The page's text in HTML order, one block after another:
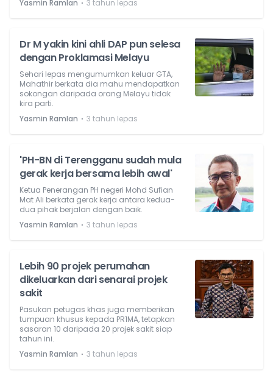
Yasmin Ramlan
3 tahun lepas
Dr M yakin kini ahli DAP pun selesa
dengan Proklamasi Melayu
Sehari lepas mengumumkan keluar GTA,
Mahathir berkata dia mahu mendapatkan
sokongan daripada orang Melayu tidak
kira parti.
Yasmin Ramlan ⋅ 3 tahun lepas
'PH-BN di Terengganu sudah mula
gerak kerja bersama lebih awal'
Ketua Penerangan PH negeri Mohd Sufian
Mat Ali berkata gerak kerja antara kedua-
dua pihak berjalan dengan baik.
Yasmin Ramlan ⋅ 3 tahun lepas
Lebih 90 projek perumahan
dikeluarkan dari senarai projek
sakit
Pasukan petugas khas juga memberikan
tumpuan khusus kepada PR1MA, tetapkan
sasaran 10 daripada 20 projek sakit siap
tahun ini.
Yasmin Ramlan ⋅ 3 tahun lepas